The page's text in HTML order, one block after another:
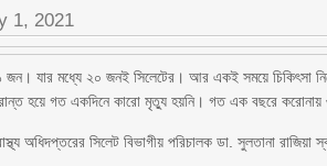
1, 2021
জন। যার মধ্যে ২০ জনই সিলেটের। আর একই সময়ে চিকিৎসা
হয়ে গত একদিনে কারো মৃত্যু হয়নি। গত এক বছরে করোনায়
অধিদপ্তরের সিলেট বিভাগীয় পরিচালক ডা. সুলতানা